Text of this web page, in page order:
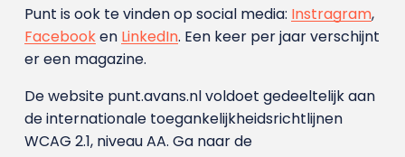
Punt is ook te vinden op social media: Instragram,
Facebooken LinkedIn. Een keer per jaar verschijnt
er een magazine.
De website punt.avans.nl voldoet gedeeltelijk aan
de internationale toegankelijkheidsrichtlijnen
WCAG 2.1, niveau AA. Ga naar de